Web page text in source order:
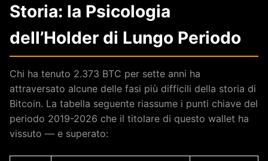
Storia: la Psicologia
dell’Holder di Lungo Periodo
Chi ha tenuto 2.373 BTC per sette anni ha
attraversato alcune delle fasi più difficili della storia di
Bitcoin. La tabella seguente riassume i punti chiave del
periodo 2019-2026 che il titolare di questo wallet ha
vissuto — e superato: